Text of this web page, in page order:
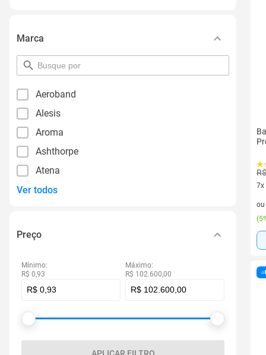
Marca
pesquisar
por
Aeroband
Alesis
Aroma
Ashthorpe
Atena
Ver todos
Preço
Mínimo:
R$ 0,93
Máximo:
R$ 102.600,00
7x
7
ou
(